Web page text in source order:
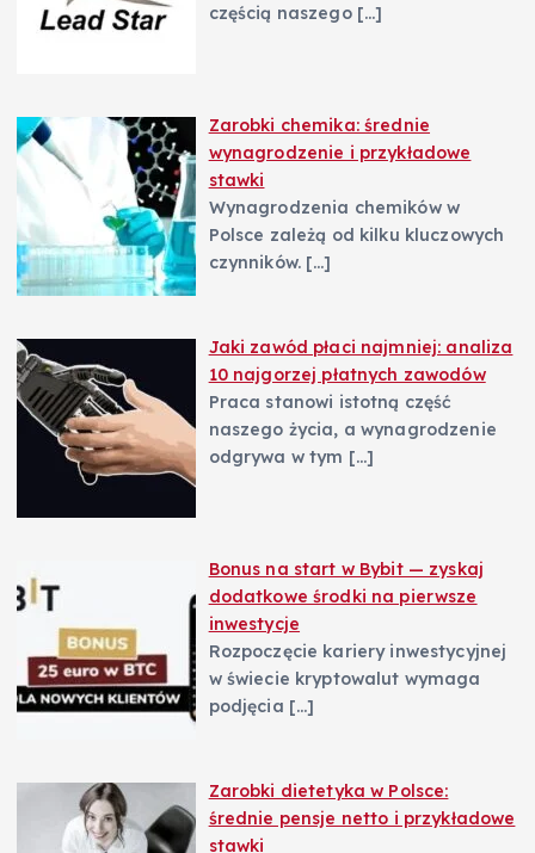
częścią naszego […]
Zarobki chemika: średnie
wynagrodzenie i przykładowe
stawki
Wynagrodzenia chemików w
Polsce zależą od kilku kluczowych
czynników. […]
Jaki zawód płaci najmniej: analiza
10 najgorzej płatnych zawodów
Praca stanowi istotną część
naszego życia, a wynagrodzenie
odgrywa w tym […]
Bonus na start w Bybit — zyskaj
dodatkowe środki na pierwsze
inwestycje
Rozpoczęcie kariery inwestycyjnej
w świecie kryptowalut wymaga
podjęcia […]
Zarobki dietetyka w Polsce:
średnie pensje netto i przykładowe
stawki